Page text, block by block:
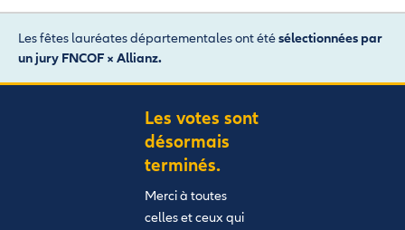
Les fêtes lauréates départementales ont étésélectionnées par
un jury FNCOF × Allianz.
Les votes sont
désormais
terminés.
Merci à toutes
celles et ceux qui